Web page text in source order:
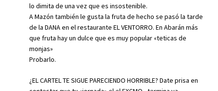
lo dimita de una vez que es insostenible.
A Mazón también le gusta la fruta de hecho se pasó la tarde
de la DANA en el restaurante EL VENTORRO. En Abarán más
que fruta hay un dulce que es muy popular «teticas de
monjas»
Probarlo.
¿EL CARTEL TE SIGUE PARECIENDO HORRIBLE? Date prisa en